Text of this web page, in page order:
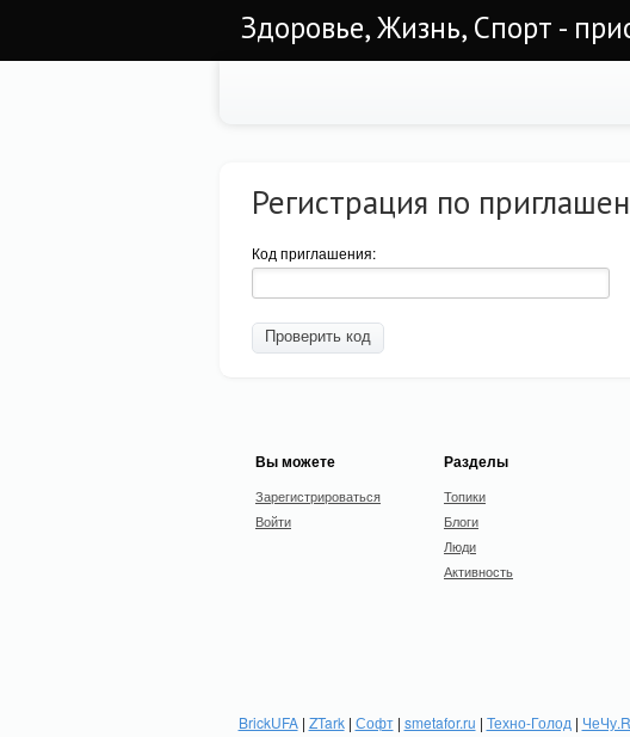
Здоровье, Жизнь, Спорт -
Регистрация по
Код приглашения:
Вы можете
Зарегистрироваться
Войти
Разделы
Топики
Блоги
Люди
Активность
BrickUFA| ZTark| Софт| smetafor.ru | Техно-Голод |